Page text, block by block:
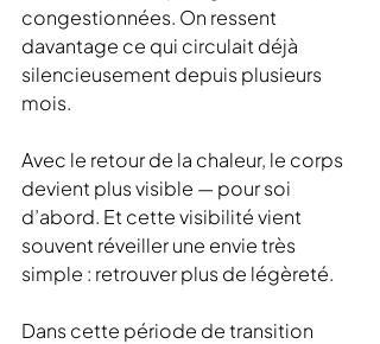
congestionnées. On ressent
davantage ce qui circulait déjà
silencieusement depuis plusieurs
mois.
Avec le retour de la chaleur, le corps
devient plus visible — pour soi
d’abord. Et cette visibilité vient
souvent réveiller une envie très
simple : retrouver plus de légèreté.
Dans cette période de transition